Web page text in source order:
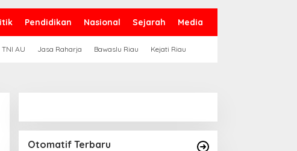
Pendidikan Nasional Sejarah Media
TNI AU Jasa Raharja Bawaslu Riau Kejati Riau
Otomatif Terbaru